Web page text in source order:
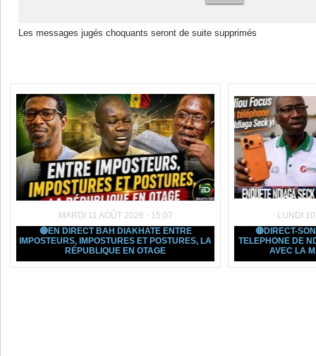
Les messages jugés choquants seront de suite supprimés
MARDI 11 AOÛT 2026 - 15:07
🔴EN DIRECT BAH DIAKHATE ENTRE
IMPOSTEURS, IMPOSTURES ET POSTURES, LA
RÉPUBLIQUE EN OTAGE
LUNDI
🔴DIRECT-
TELEPHONE DE
AVEC LA